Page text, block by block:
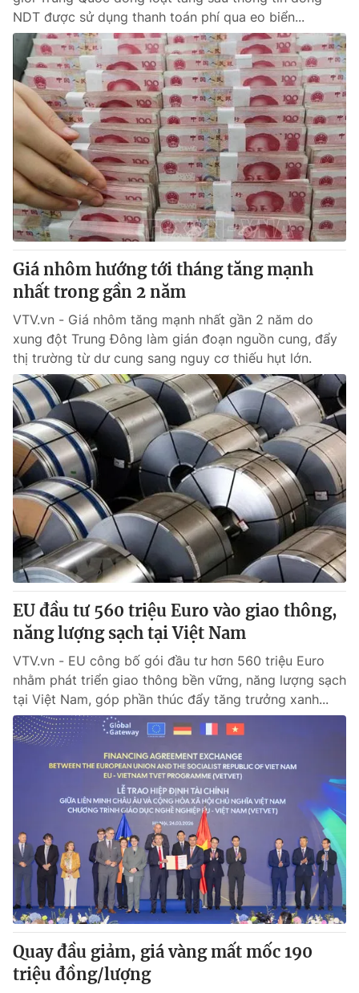
NDT được sử dụng thanh toán phí qua eo biển...
Giá nhôm hướng tới tháng tăng mạnh
nhất trong gần 2 năm
VTV.vn - Giá nhôm tăng mạnh nhất gần 2 năm do
xung đột Trung Đông làm gián đoạn nguồn cung, đẩy
thị trường từ dư cung sang nguy cơ thiếu hụt lớn.
EU đầu tư 560 triệu Euro vào giao thông,
năng lượng sạch tại Việt Nam
VTV.vn - EU công bố gói đầu tư hơn 560 triệu Euro
nhằm phát triển giao thông bền vững, năng lượng sạch
tại Việt Nam, góp phần thúc đẩy tăng trưởng xanh...
Quay đầu giảm, giá vàng mất mốc 190
triệu đồng/lượng